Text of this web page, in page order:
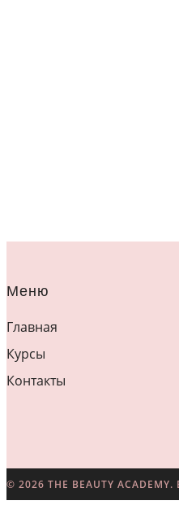
Меню
Главная
Курсы
Контакты
© 2026 THE BEAUTY